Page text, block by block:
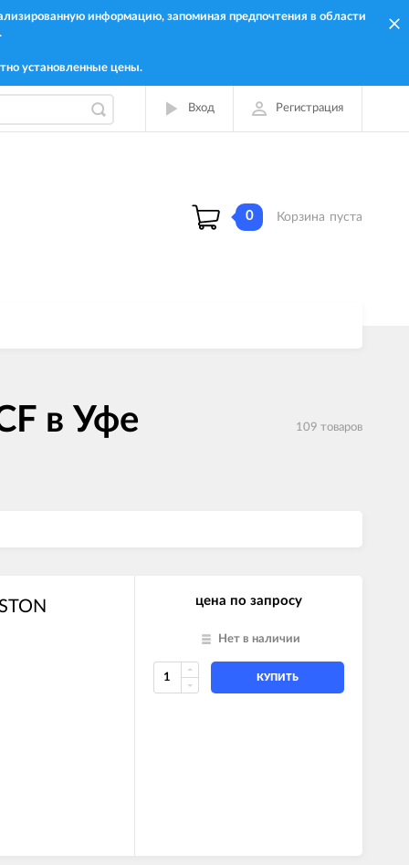
информацию, запоминая предпочтения в области
установленные цены.
Вход Регистрация
0 Корзина пуста
в Уфе 109 товаров
цена по запросу
Нет в наличии
КУПИТЬ